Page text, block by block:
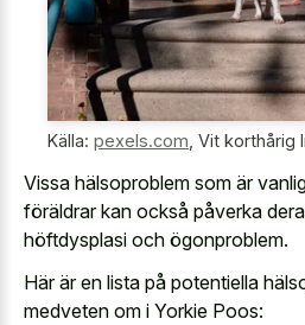
Källa: pexels.com Vit korthårig
Vissa hälsoproblem som är
föräldrar kan också påverka
höftdysplasi och ögonproblem.
Här är en lista på potentiella
medveten om i Yorkie Poos: